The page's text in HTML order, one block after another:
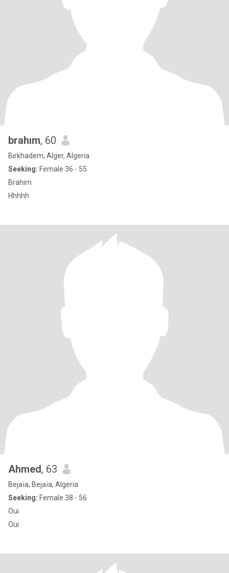
brahım, 60
Birkhadem, Alger, Algeria
Seeking: Female 36 - 55
Brahim
Hhhhh
Ahmed, 63
Bejaïa, Bejaïa, Algeria
Seeking: Female 38 - 56
Oui
Oui